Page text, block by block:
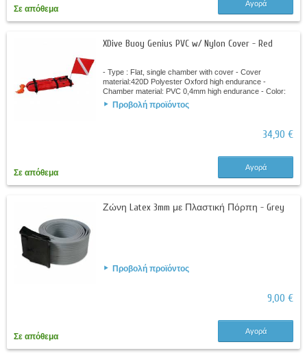
Σε απόθεμα
Αγορά
XDive Buoy Genius PVC w/ Nylon Cover - Red
- Type : Flat, single chamber with cover - Cover
material:420D Polyester Oxford high endurance -
Chamber material: PVC 0,4mm high endurance - Color:
Yellow - Length: 80cm - Width: 30cm -...
Προβολή προϊόντος
34,90 €
Σε απόθεμα
Αγορά
Ζώνη Latex 3mm με Πλαστική Πόρπη - Grey
Προβολή προϊόντος
9,00 €
Σε απόθεμα
Αγορά